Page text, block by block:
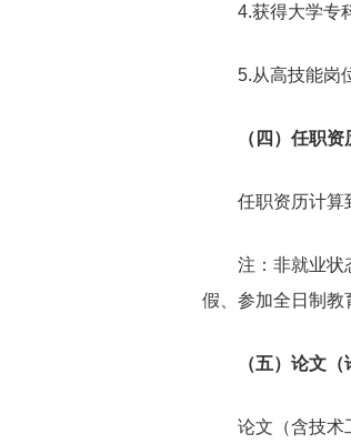
4.获得大学专科
5.从高技能岗位
（四）任职资
任职资历计算到
注：非就业状态
假、参加全日制教
（五）论文
论文（含技术工